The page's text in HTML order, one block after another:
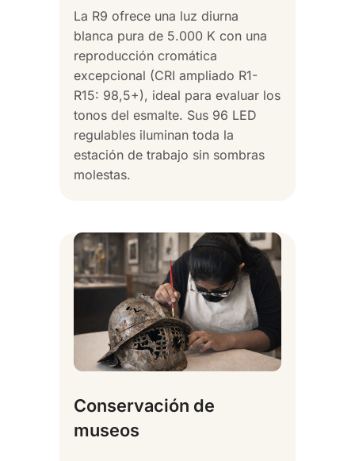
La R9 ofrece una luz diurna
blanca pura de 5.000 K con una
reproducción cromática
excepcional (CRI ampliado R1-
R15: 98,5+), ideal para evaluar los
tonos del esmalte. Sus 96 LED
regulables iluminan toda la
estación de trabajo sin sombras
molestas.
Conservación de
museos